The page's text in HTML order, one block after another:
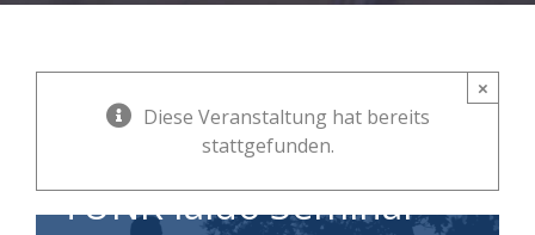
×
Diese Veranstaltung hat bereits
stattgefunden.
ZNKR, Koryu und
TUNK Iaido Seminar –